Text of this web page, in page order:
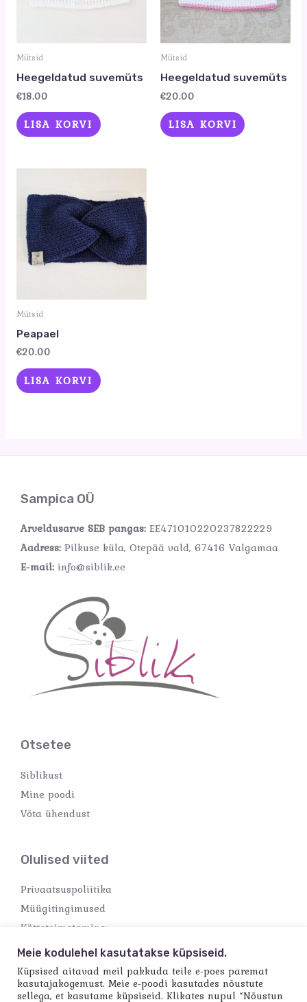
Mütsid
Heegeldatud suvemüts
€18.00
LISA KORVI
Mütsid
Heegeldatud suvemüts
€20.00
LISA KORVI
Mütsid
Peapael
€20.00
LISA KORVI
Sampica OÜ
Arveldusarve SEB pangas: EE471010220237822229
Aadress: Pilkuse küla, Otepää vald, 67416 Valgamaa
E-mail: info@siblik.ee
Otsetee
Siblikust
Mine poodi
Võta ühendust
Olulised viited
Privaatsuspoliitika
Müügitingimused
Kättetoimetamine
Makseviisid
Meie kodulehel kasutatakse küpsiseid.
Küpsised aitavad meil pakkuda teile e-poes paremat
kasutajakogemust. Meie e-poodi kasutades nõustute
sellega, et kasutame küpsiseid. Klikates nupul “Nõustun